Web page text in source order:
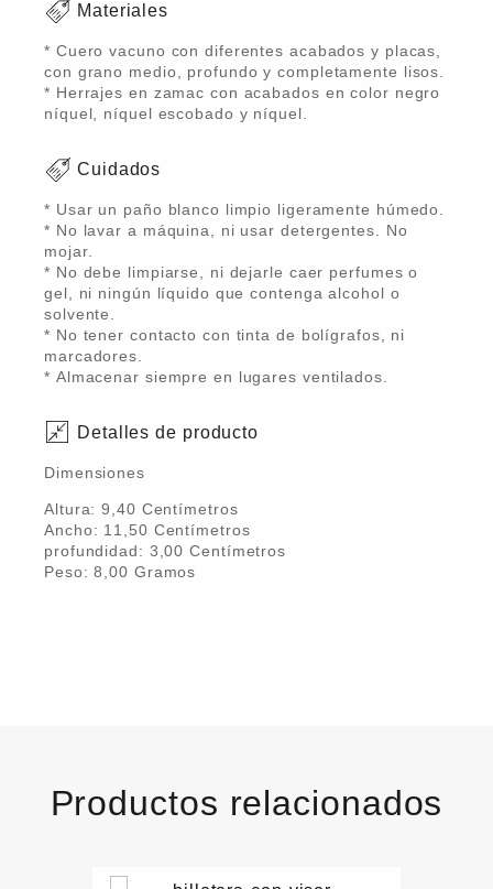
Materiales
* Cuero vacuno con diferentes acabados y placas,
con grano medio, profundo y completamente lisos.
* Herrajes en zamac con acabados en color negro
níquel, níquel escobado y níquel.
Cuidados
* Usar un paño blanco limpio ligeramente húmedo.
* No lavar a máquina, ni usar detergentes. No
mojar.
* No debe limpiarse, ni dejarle caer perfumes o
gel, ni ningún líquido que contenga alcohol o
solvente.
* No tener contacto con tinta de bolígrafos, ni
marcadores.
* Almacenar siempre en lugares ventilados.
Detalles de producto
Dimensiones
Altura:9,40 Centímetros
Ancho: 11,50 Centímetros
profundidad: 3,00 Centímetros
Peso:8,00 Gramos
Productos relacionados